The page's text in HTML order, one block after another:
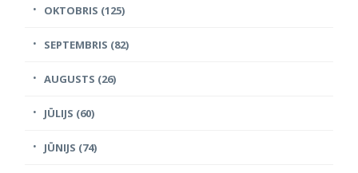
OKTOBRIS (125)
SEPTEMBRIS (82)
AUGUSTS (26)
JŪLIJS (60)
JŪNIJS (74)